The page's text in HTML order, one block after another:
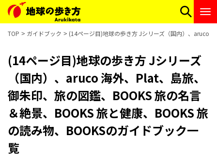
TOP ガイドブック (14ページ目)地球の歩き方 Jシリーズ（国内）、aruco
(14ページ目)地球の歩き方 Jシリーズ
（国内）、aruco 海外、Plat、島旅、
御朱印、旅の図鑑、BOOKS 旅の名言
＆絶景、BOOKS 旅と健康、BOOKS 旅
の読み物、BOOKSのガイドブック一
覧